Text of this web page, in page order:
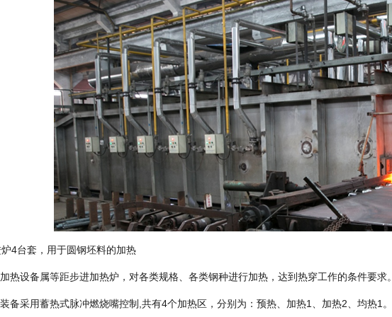
4台套，用于圆钢坯料的加热
热设备属等距步进加热炉，对各类规格、各类钢种进行加热，达到热穿工作的条件要求。
备采用蓄热式脉冲燃烧嘴控制,共有4个加热区，分别为：预热、加热1、加热2、均热1。